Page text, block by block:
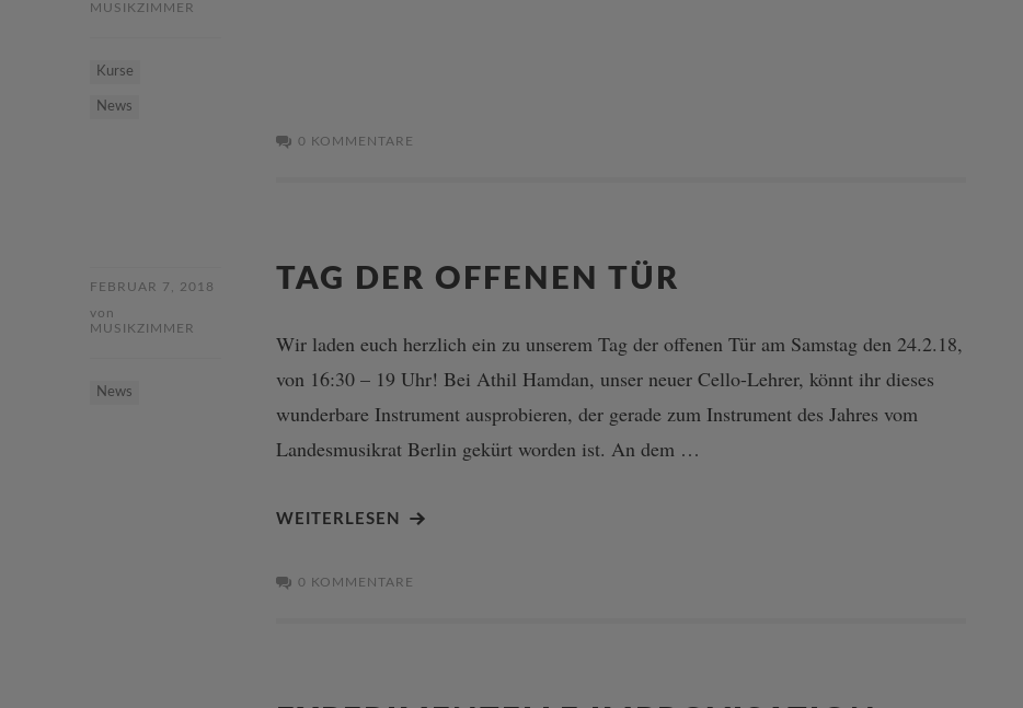
MUSIKZIMMER
Kurse
News
0 KOMMENTARE
FEBRUAR 7, 2018
von
MUSIKZIMMER
News
TAG DER OFFENEN TÜR
Wir laden euch herzlich ein zu unserem Tag der offenen Tür am Samstag den 24.2.18,
von 16:30 – 19 Uhr! Bei Athil Hamdan, unser neuer Cello-Lehrer, könnt ihr dieses
wunderbare Instrument ausprobieren, der gerade zum Instrument des Jahres vom
Landesmusikrat Berlin gekürt worden ist. An dem …
WEITERLESEN
0 KOMMENTARE